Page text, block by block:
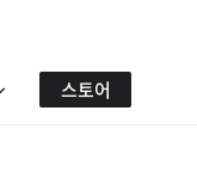
스토어